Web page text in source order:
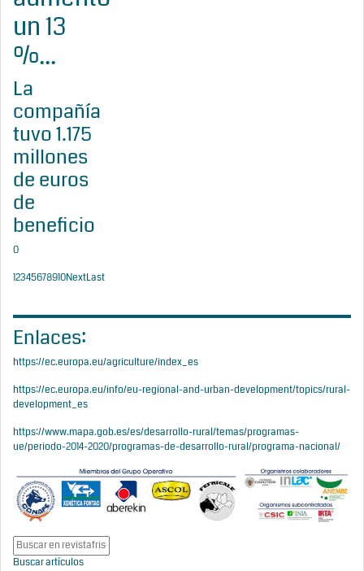
un 13
%...
La
compañía
tuvo 1.175
millones
de euros
de
beneficio
0
12345678910NextLast
Enlaces:
https://ec.europa.eu/agriculture/index_es
https://ec.europa.eu/info/eu-regional-and-urban-development/topics/rural-
development_es
https://www.mapa.gob.es/es/desarrollo-rural/temas/programas-
ue/periodo-2014-2020/programas-de-desarrollo-rural/programa-nacional/
Buscar artículos